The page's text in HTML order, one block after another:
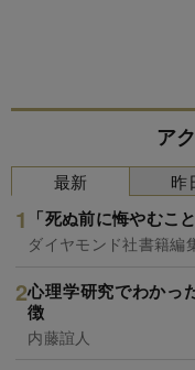
ア
最新
「死ぬ前に悔やむこ
ダイヤモンド社書籍編
心理学研究でわかっ
徴
内藤誼人
昨